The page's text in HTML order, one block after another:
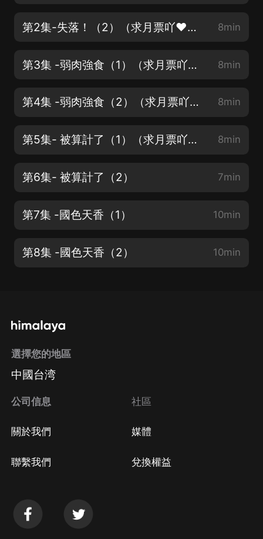
第2集-失落！（2）（求月票吖❤動動小手支持一下~） 8min
第3集 -弱肉強食（1）（求月票吖❤動動小手支持一下~） 8min
第4集 -弱肉強食（2）（求月票吖❤動動小手支持一下~） 8min
第5集- 被算計了（1）（求月票吖❤動動小手支持一下~） 8min
第6集- 被算計了（2） 7min
第7集 -國色天香（1） 10min
第8集 -國色天香（2） 10min
選擇您的地區
中國台湾
公司信息
關於我們
聯繫我們
社區
媒體
兌換權益